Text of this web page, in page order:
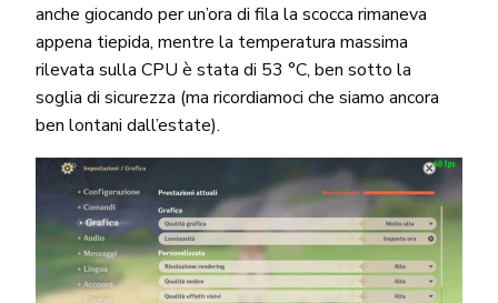
anche giocando per un’ora di fila la scocca rimaneva
appena tiepida, mentre la temperatura massima
rilevata sulla CPU è stata di 53 °C, ben sotto la
soglia di sicurezza (ma ricordiamoci che siamo ancora
ben lontani dall’estate).